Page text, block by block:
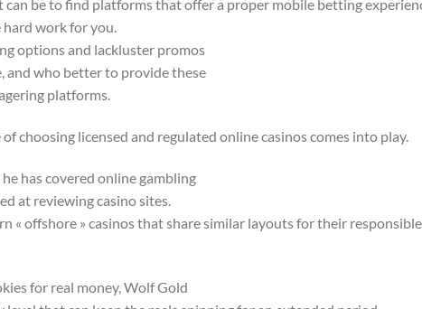
be to find platforms that offer a proper mobile betting
hard work for you.
options and lackluster promos
and who better to provide these
platforms.
choosing licensed and regulated online casinos comes into play.
has covered online gambling
at reviewing casino sites.
« offshore » casinos that share similar layouts for their responsible
for real money, Wolf Gold